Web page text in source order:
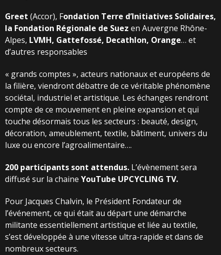
Greet (Accor), Fondation Terre d’Initiatives Solidaires,
la Fondation Régionale de Suez en Auvergne Rhône-
Alpes, LVMH, Gattefossé, Decathlon, Orange… et
d’autres responsables
« grands comptes », acteurs nationaux et européens de
la filière, viendront débattre de ce véritable phénomène
sociétal, industriel et artistique. Les échanges rendront
compte de ce mouvement en pleine expansion et qui
touche désormais tous les secteurs : beauté, design,
décoration, ameublement, textile, bâtiment, univers du
luxe ou encore l’agroalimentaire….
200 participants sont attendus. L’évènement sera
diffusé sur la chaine YouTube UPCYCLING TV.
Pour Jacques Chalvin, le Président Fondateur de
l’événement, ce qui était au départ une démarche
militante essentiellement artistique et liée au textile,
s’est développée à une vitesse ultra-rapide et dans de
nombreux secteurs.